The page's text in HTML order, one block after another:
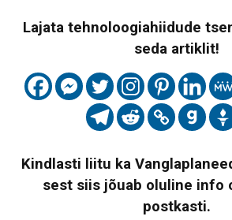
Lajata tehnoloogiahiidude
seda artiklit!
Kindlasti liitu ka
sest siis jõuab oluline info
postkasti.